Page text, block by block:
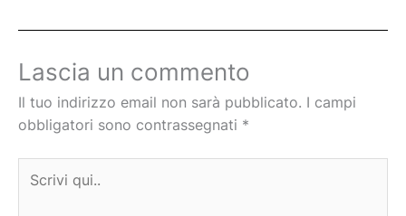
Lascia un commento
Il tuo indirizzo email non sarà pubblicato. I campi
obbligatori sono contrassegnati *
qui..